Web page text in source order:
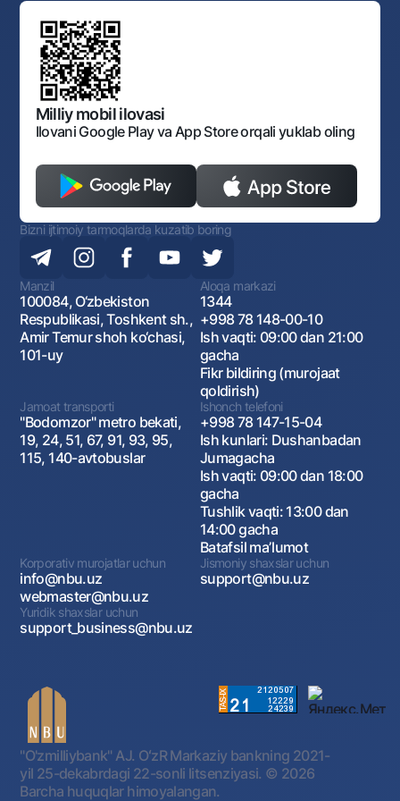
Aksilkorrupsiya
Korporativ uslub
Sayt haritasi
Ofis va bankomatlar
Shaxsiy ma'lumotlarni qayta ishlashga rozilik berish
O‘zbekiston Tasviriy san’at galereyasi
Standart shartnomalar
Normativ-huquqiy hujjatlar loyihalarini muhokama qilish
Normativ huquqiy hujjatlar
O'zbekiston Respublikasi Tashqi Iqtisodiy Faoliyat Milliy
Bankining ish tartibi va rejimi
Ochiq ma'lumotlar
Monopoliyaga qarshi komplaens
Milliy mobil ilovasi
Ilovani Google Play va App Store orqali yuklab oling
Bizni ijtimoiy tarmoqlarda kuzatib boring
Manzil
100084, O‘zbekiston
Respublikasi, Toshkent sh.,
Amir Temur shoh ko‘chasi,
101-uy
Aloqa markazi
1344
+998 78 148-00-10
Ish vaqti: 09:00 dan 21:00
gacha
Fikr bildiring (murojaat
qoldirish)
Jamoat transporti
"Bodomzor" metro bekati,
19, 24, 51, 67, 91, 93, 95,
115, 140-avtobuslar
Ishonch telefoni
+998 78 147-15-04
Ish kunlari: Dushanbadan
Jumagacha
Ish vaqti: 09:00 dan 18:00
gacha
Tushlik vaqti: 13:00 dan
14:00 gacha
Batafsil maʼlumot
Korporativ murojatlar uchun
info@nbu.uz
webmaster@nbu.uz
Jismoniy shaxslar uchun
support@nbu.uz
Yuridik shaxslar uchun
support_business@nbu.uz
"O'zmilliybank" AJ. OʻzR Markaziy bankning 2021-
yil 25-dekabrdagi 22-sonli litsenziyasi. © 2026
Barcha huquqlar himoyalangan.